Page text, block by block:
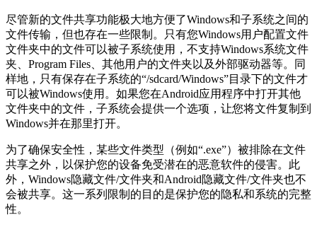
尽管新的文件共享功能极大地方便了Windows和子系统之间的
文件传输，但也存在一些限制。只有您Windows用户配置文件
文件夹中的文件可以被子系统使用，不支持Windows系统文件
夹、Program Files、其他用户的文件夹以及外部驱动器等。同
样地，只有保存在子系统的“/sdcard/Windows”目录下的文件才
可以被Windows使用。如果您在Android应用程序中打开其他
文件夹中的文件，子系统会提供一个选项，让您将文件复制到
Windows并在那里打开。
为了确保安全性，某些文件类型（例如“.exe”）被排除在文件
共享之外，以保护您的设备免受潜在的恶意软件的侵害。此
外，Windows隐藏文件/文件夹和Android隐藏文件/文件夹也不
会被共享。这一系列限制的目的是保护您的隐私和系统的完整
性。